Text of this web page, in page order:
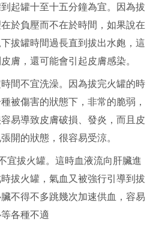
起罐十至十五分鐘為宜。因為拔
於負壓而不在於時間，如果說在
拔罐時間過長直到拔出水皰，這
膚，還可能會引起皮膚感染。
間不宜洗澡。因為拔完火罐的時
被傷害的狀態下，非常的脆弱，
易導致皮膚破損、發炎，而且皮
開的狀態，很容易受涼。
宜拔火罐。這時血液流向肝臟進
拔火罐，氣血又被強行引導到拔
不得不多跳幾次加速供血，容易
各種不適